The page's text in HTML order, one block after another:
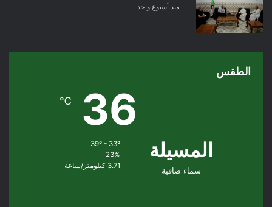
منذ أسبوع واحد
الطقس
المسيلة
سماء صافية
36
℃
39º - 33º
23%
3.71 كيلومتر/ساعة